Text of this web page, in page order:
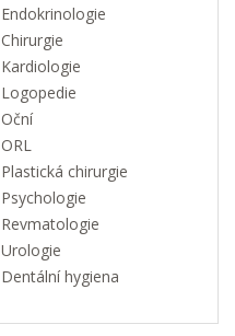
Endokrinologie
Chirurgie
Kardiologie
Logopedie
Oční
ORL
Plastická chirurgie
Psychologie
Revmatologie
Urologie
Dentální hygiena